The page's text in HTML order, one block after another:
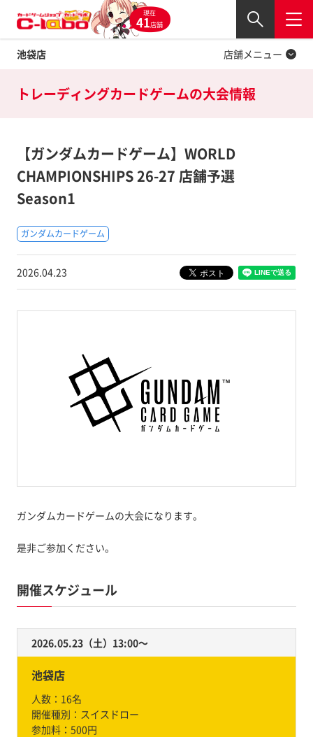
現在
41店舗
池袋店
閉じる
店舗メニュー
Twitter
トレーディングカードゲームの大会情報
【ガンダムカードゲーム】WORLD
CHAMPIONSHIPS 26-27 店舗予選
Season1
ガンダムカードゲーム
2026.04.23
ガンダムカードゲームの大会になります。
是非ご参加ください。
開催スケジュール
2026.05.23（土）13:00〜
池袋店
人数： 16名
開催種別： スイスドロー
参加料： 500円